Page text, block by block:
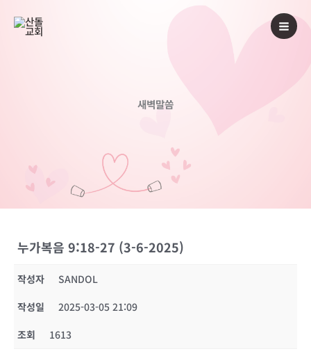
새벽말씀
누가복음 9:18-27 (3-6-2025)
작성자
SANDOL
작성일
2025-03-05 21:09
조회
1613